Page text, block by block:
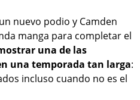
nuevo podio y Camden
manga para completar el
una de las
una temporada tan larga:
incluso cuando no es el